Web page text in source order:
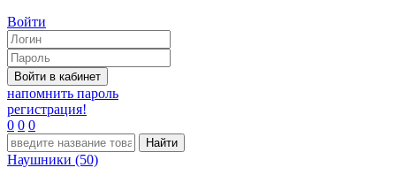
Войти
напомнить пароль
регистрация!
0 0 0
Наушники (50)